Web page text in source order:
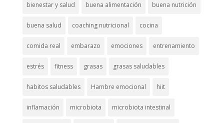
bienestar y salud buena alimentación buena nutrición
buena salud coaching nutricional cocina
comida real embarazo emociones entrenamiento
estrés fitness grasas grasas saludables
habitos saludables Hambre emocional hiit
inflamación microbiota microbiota intestinal